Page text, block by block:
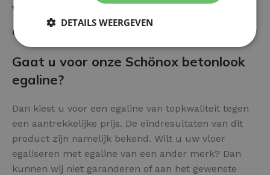
Voor- en nadelen van het
afwerken met Betonlook Egaline:
Gaat u voor onze Schönox betonlook
egaline?
Dan kiest u voor een egaline van topkwaliteit tegen
een aantrekkelijke prijs. De eindresultaten van dit
product zijn namelijk bekend. Wilt u uw vloer
egaliseren met egaline van een ander merk? Dan
kunnen wij niet garanderen of aan het gewenste
DETAILS WEERGEVEN